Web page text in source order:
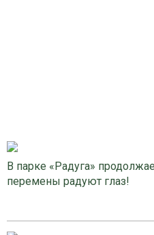
В парке «Радуга»
перемены радуют глаз!